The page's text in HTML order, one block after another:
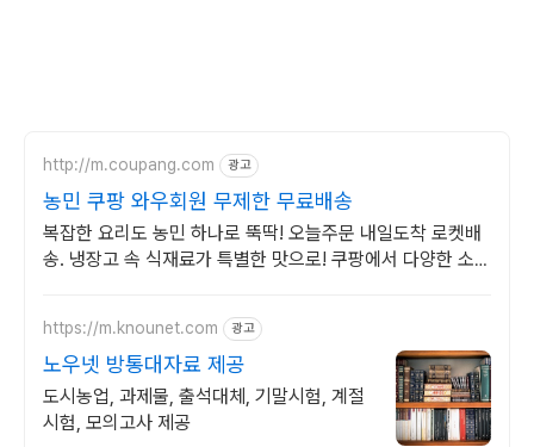
http://m.coupang.com 광고
농민 쿠팡 와우회원 무제한 무료배송
복잡한 요리도 농민 하나로 뚝딱! 오늘주문 내일도착 로켓배
송. 냉장고 속 식재료가 특별한 맛으로! 쿠팡에서 다양한 소스
https://m.knounet.com 광고
노우넷 방통대자료 제공
도시농업, 과제물, 출석대체, 기말시험, 계절
시험, 모의고사 제공